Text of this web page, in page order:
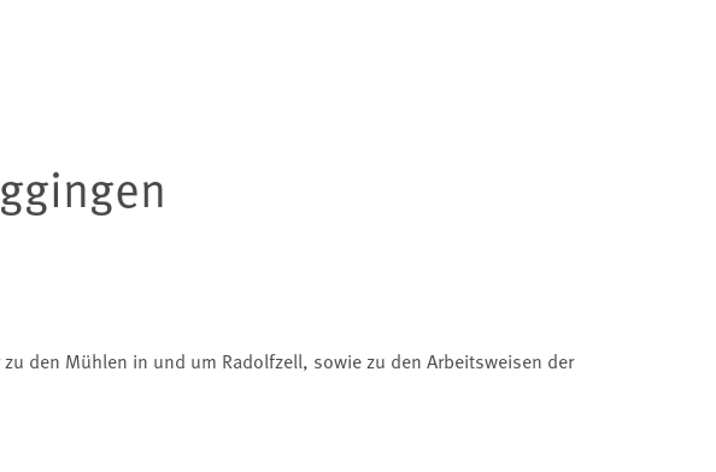
den Mühlen in und um Radolfzell, sowie zu den Arbeitsweisen der